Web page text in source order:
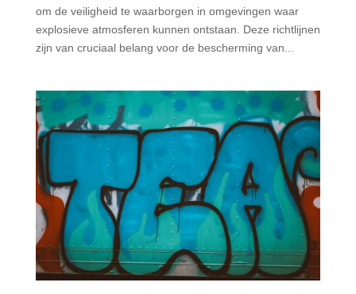
om de veiligheid te waarborgen in omgevingen waar
explosieve atmosferen kunnen ontstaan. Deze richtlijnen
zijn van cruciaal belang voor de bescherming van...